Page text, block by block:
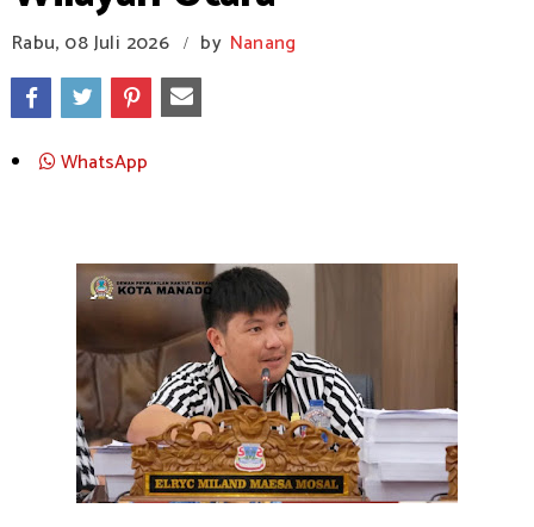
Rabu, 08 Juli 2026 / by Nanang
WhatsApp